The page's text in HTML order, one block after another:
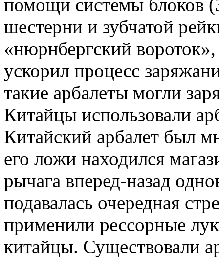
помощи системы блоков
шестерни и зубчатой
«нюрнбергский
ускорил процесс
такие арбалеты могли
Китай­цы использовали
Китайский арбалет был
его ложи находился
рычага вперед-назад
подавалась очередная
применили рессорные
китайцы. Суще­ствовали